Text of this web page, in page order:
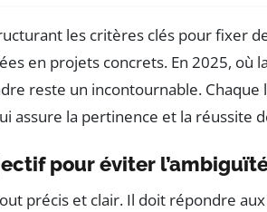
les critères clés pour fixer
en projets concrets. En 2025, où
reste un incontournable. Chaque
assure la pertinence et la réussite
pour éviter
précis et clair. Il doit répondre